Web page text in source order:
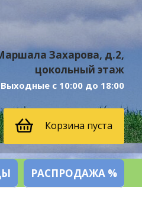
Захарова, д.2,
цокольный этаж
с 10:00 до 18:00
Корзина пуста
РАСПРОДАЖА %